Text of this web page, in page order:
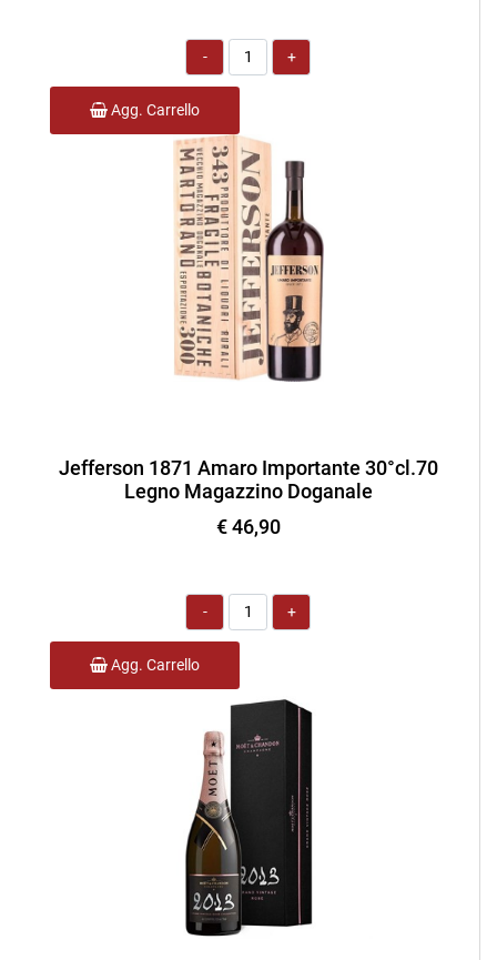
Quantità
Agg. Carrello
Jefferson 1871 Amaro Importante 30°cl.70
Legno Magazzino Doganale
€ 46,90
Quantità
Agg. Carrello